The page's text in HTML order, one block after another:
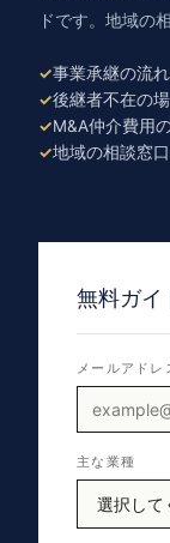
ドです。地域の
事業承継の流
後継者不在の
M&A仲介費用
地域の相談窓
無料ガイ
メールアドレ
主な業種